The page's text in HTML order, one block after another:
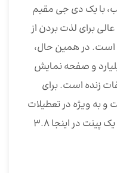
شب بعد از ساعت 10 شب، با یک دی جی مقیم
برای لذت بردن از
است. در همین حال،
و صفحه نمایش
زنده است. برای
ویژه در تعطیلات
آخر هفته پر جنب و جوش است. یک پینت در اینجا 3.8